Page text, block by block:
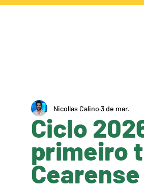
Ciclo
primeiro
Nicollas Calino 3 de mar.